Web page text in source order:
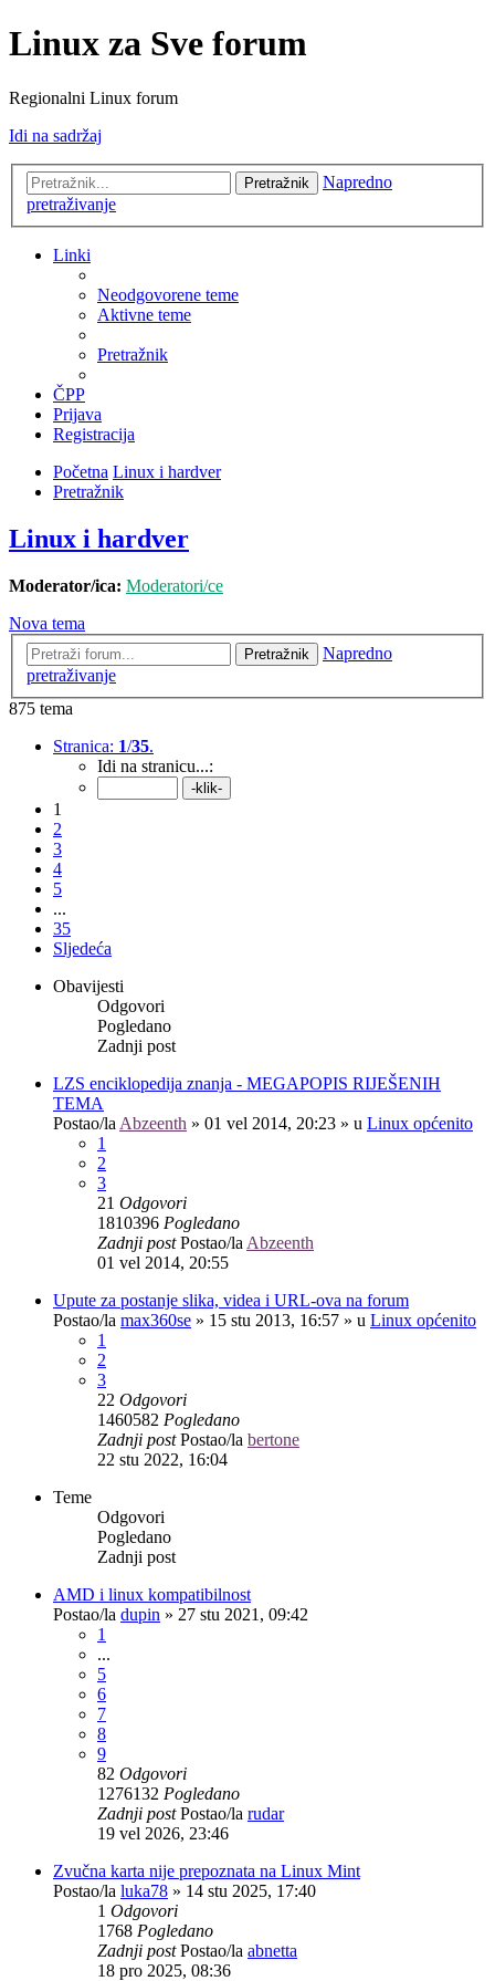
Linux za Sve forum
Regionalni Linux forum
Idi na sadržaj
Pretražnik
Napredno
pretraživanje
Linki
Neodgovorene teme
Aktivne teme
Pretražnik
ČPP
Prijava
Registracija
Početna Linux i hardver
Pretražnik
Linux i hardver
Moderator/ica: Moderatori/ce
Nova tema
Pretražnik
Napredno
pretraživanje
875 tema
Stranica: 1/35.
Idi na stranicu...:
1
2
3
4
5
...
35
Sljedeća
Obavijesti
Odgovori
Pogledano
Zadnji post
LZS enciklopedija znanja - MEGAPOPIS RIJEŠENIH
TEMA
Postao/la Abzeenth » 01 vel 2014, 20:23 » u Linux općenito
1
2
3
21 Odgovori
1810396 Pogledano
Zadnji postPostao/la Abzeenth
01 vel 2014, 20:55
Upute za postanje slika, videa i URL-ova na forum
Postao/la max360se » 15 stu 2013, 16:57 » u Linux općenito
1
2
3
22 Odgovori
1460582 Pogledano
Zadnji postPostao/la bertone
22 stu 2022, 16:04
Teme
Odgovori
Pogledano
Zadnji post
AMD i linux kompatibilnost
Postao/la dupin » 27 stu 2021, 09:42
1
...
5
6
7
8
9
82 Odgovori
1276132 Pogledano
Zadnji postPostao/la rudar
19 vel 2026, 23:46
Zvučna karta nije prepoznata na Linux Mint
Postao/la luka78 » 14 stu 2025, 17:40
1 Odgovori
1768 Pogledano
Zadnji postPostao/la abnetta
18 pro 2025, 08:36